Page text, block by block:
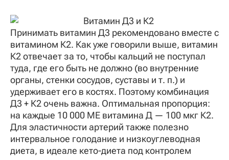
Принимать витамин Д3 рекомендовано вместе с
витамином К2. Как уже говорили выше, витамин
К2 отвечает за то, чтобы кальций не поступал
туда, где его быть не должно (во внутренние
органы, стенки сосудов, суставы и т. п.) и
удерживает его в костях. Поэтому комбинация
Д3 + К2 очень важна. Оптимальная пропорция:
на каждые 10 000 МЕ витамина Д — 100 мкг К2.
Для эластичности артерий также полезно
интервальное голодание и низкоуглеводная
диета, в идеале кето-диета под контролем